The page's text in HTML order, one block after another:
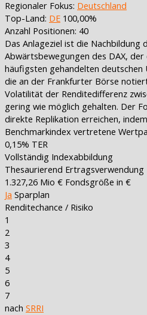
Regionaler Fokus: Deutschland
Top-Land: DE 100,00%
Anzahl Positionen: 40
Das Anlageziel ist die Nachbildung
Abwärtsbewegungen des DAX,
häufigsten gehandelten
die an der Frankfurter Börse
Volatilität der Renditedifferenz
gering wie möglich gehalten. Der
direkte Replikation erreichen,
Benchmarkindex vertretene
0,15% TER
Vollständig Indexabbildung
Thesaurierend Ertragsverwendung
1.327,26 Mio € Fondsgröße in €
Ja Sparplan
Renditechance / Risiko
1
2
3
4
5
6
7
nach SRRI